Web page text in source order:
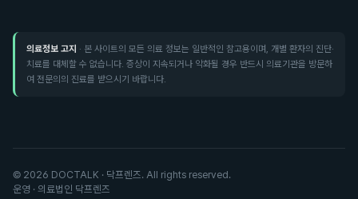
의료정보 고지 · 본 사이트의 모든 의료 정보는 일반적인 참고용이며, 개별 환자의 진단·
치료를 대체할 수 없습니다. 증상이 지속되거나 악화될 경우 반드시 의료기관을 방문하
여 전문의의 진료를 받으시기 바랍니다.
© 2026 DOCTALK · 닥프렌즈. All rights reserved.
운영 · 의료법인 닥프렌즈